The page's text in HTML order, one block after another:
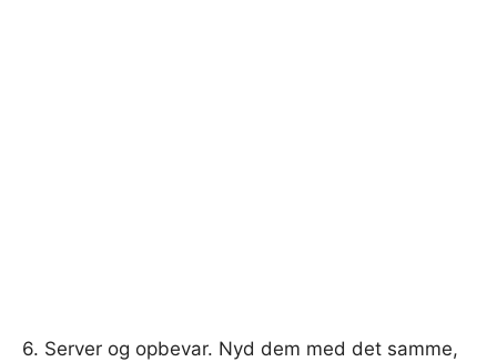
6. Server og opbevar. Nyd dem med det samme,